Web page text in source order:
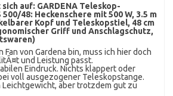
auf: GARDENA Teleskop-
48: Heckenschere mit 500 W, 3.5 m
Kopf und Teleskopstiel, 48 cm
Griff und Anschlagschutz,
von Gardena bin, muss ich hier doch
und Leistung passt.
Eindruck. Nichts klappert oder
voll ausgezogener Teleskopstange.
aber trotzdem gut zu